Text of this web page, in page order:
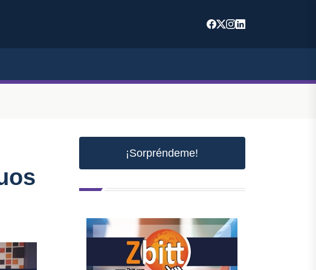
¡Sorpréndeme!